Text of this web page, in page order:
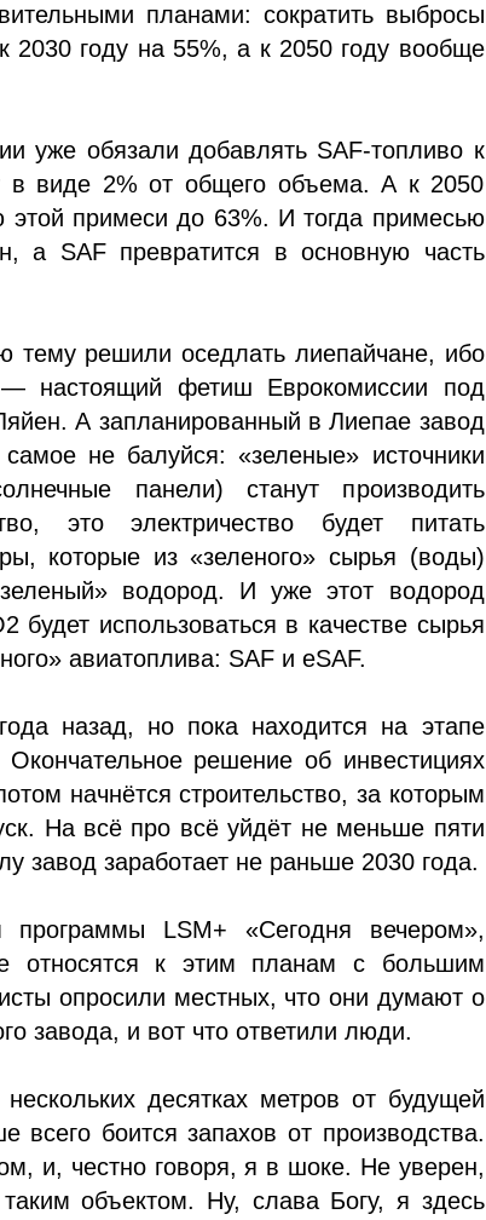
планами: сократить выбросы
2030 году на 55%, а к 2050 году вообще
уже обязали добавлять SAF-топливо к
в виде 2% от общего объема. А к 2050
этой примеси до 63%. И тогда примесью
а SAF превратится в основную часть
тему решили оседлать лиепайчане, ибо
— настоящий фетиш Еврокомиссии под
А запланированный в Лиепае завод
не балуйся: «зеленые» источники
панели) станут производить
это электричество будет питать
которые из «зеленого» сырья (воды)
водород. И уже этот водород
будет использоваться в качестве сырья
авиатоплива: SAF и eSAF.
назад, но пока находится на этапе
Окончательное решение об инвестициях
начнётся строительство, за которым
На всё про всё уйдёт не меньше пяти
завод заработает не раньше 2030 года.
LSM+ «Сегодня вечером»,
относятся к этим планам с большим
опросили местных, что они думают о
завода, и вот что ответили люди.
десятках метров от будущей
всего боится запахов от производства.
и, честно говоря, я в шоке. Не уверен,
объектом. Ну, слава Богу, я здесь